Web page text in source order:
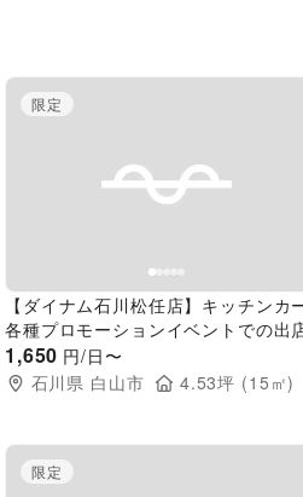
Previous slide
限定
【ダイナム石川松任店】キッチンカ
各種プロモーションイベントでの出
最適なアミューズメント施設のイベン
スペース
1,650 円/日〜
石川県 白山市 4.53坪 (15 ㎡)
限定